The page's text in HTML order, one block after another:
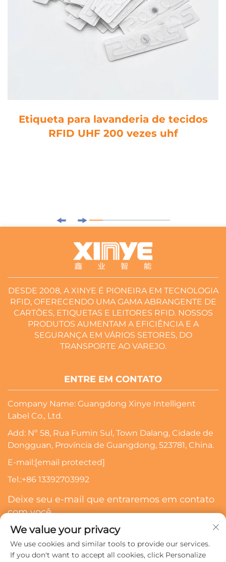
Etiqueta para lavanderia de tecidos
RFID UHF 200 vezes uhf
DESDE 2008, A XINYE É PIONEIRA EM TECNOLOGIA
RFID, OFERECENDO UMA GAMA ABRANGENTE DE
CARTÕES, ETIQUETAS E LEITORES RFID. NOSSOS
PRODUTOS AUMENTAM A EFICIÊNCIA E A
SEGURANÇA EM VÁRIOS SETORES, DO
TRANSPORTE AO VAREJO.
ENTRE EM CONTATO
Company Name: Guangdong Xinye Intelligent
Label Co., Ltd.
Add: Nº 58, Rua Fumin Sul, Town Dalang, Cidade de
Dongguan, Província de Guangdong, 523781, China.
E-mail:[email protected]
Tel.:+86 13392703992
Deixe seu e-mail que entraremos em contato
com você
We value your privacy
We use cookies and similar tools to provide our services.
If you don't want to accept all cookies, click Personalize